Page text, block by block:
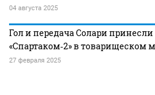
04 августа 2025
Гол и передача Солари принесли
«Спартаком‑2» в товарищеском
27 февраля 2025